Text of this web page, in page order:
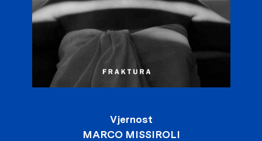
Vjernost
MARCO MISSIROLI